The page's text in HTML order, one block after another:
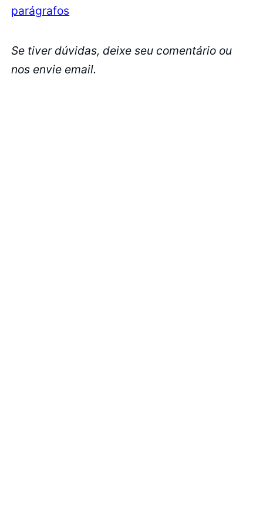
parágrafos
Se tiver dúvidas, deixe seu comentário ou
nos envie email.